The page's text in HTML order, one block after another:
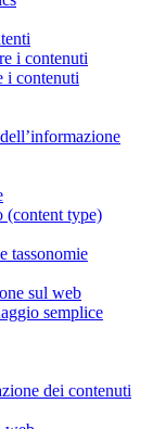
i contenuti
i contenuti
(content type)
tassonomie
sul web
semplice
dei contenuti